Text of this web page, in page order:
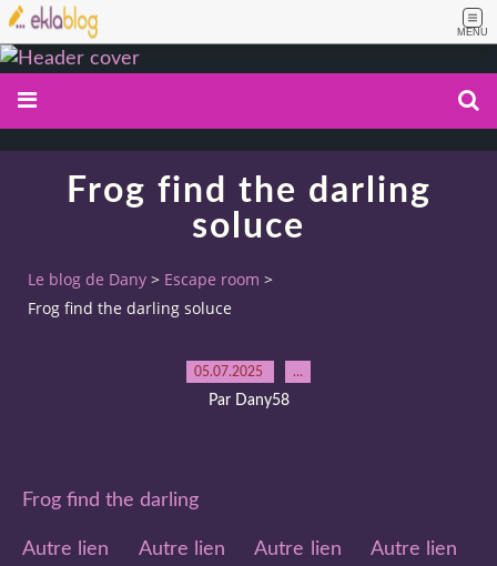
MENU
Frog find the darling
soluce
Le blog de Dany > Escape room >
Frog find the darling soluce
05.07.2025 …
Par Dany58
Frog find the darling
Autre lien Autre lien Autre lien
Autre lien